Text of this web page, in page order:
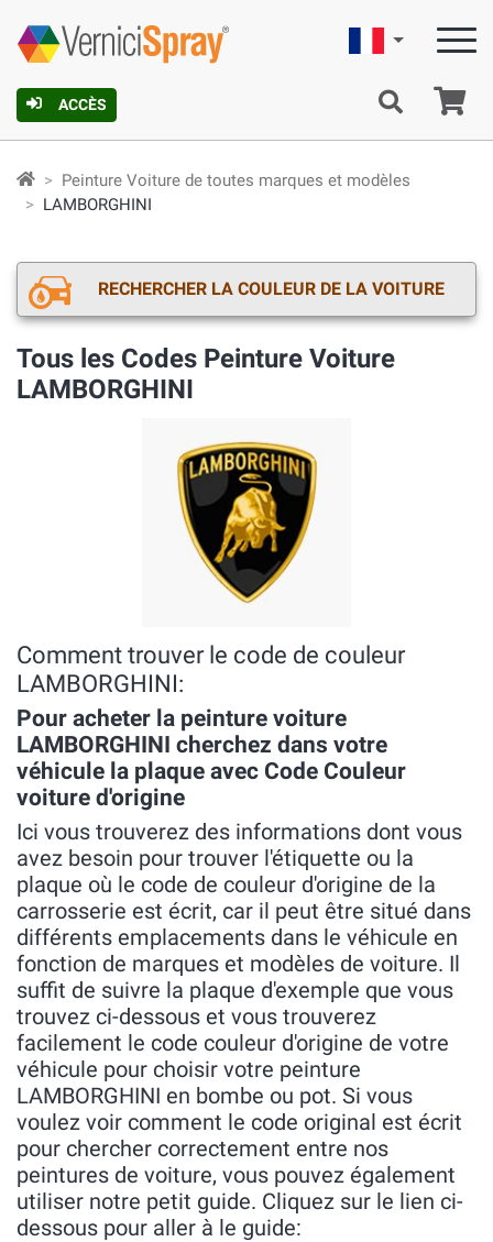
ACCÈS
Française
Peinture Voiture de toutes marques et modèles
LAMBORGHINI
RECHERCHER LA COULEUR DE LA VOITURE
Tous les Codes Peinture Voiture
LAMBORGHINI
Comment trouver le code de couleur
LAMBORGHINI:
Pour acheter la peinture voiture
LAMBORGHINI cherchez dans votre
véhicule la plaque avec Code Couleur
voiture d'origine
Ici vous trouverez des informations dont vous
avez besoin pour trouver l'étiquette ou la
plaque où le code de couleur d'origine de la
carrosserie est écrit, car il peut être situé dans
différents emplacements dans le véhicule en
fonction de marques et modèles de voiture. Il
suffit de suivre la plaque d'exemple que vous
trouvez ci-dessous et vous trouverez
facilement le code couleur d'origine de votre
véhicule pour choisir votre peinture
LAMBORGHINI en bombe ou pot. Si vous
voulez voir comment le code original est écrit
pour chercher correctement entre nos
peintures de voiture, vous pouvez également
utiliser notre petit guide. Cliquez sur le lien ci-
dessous pour aller à le guide: